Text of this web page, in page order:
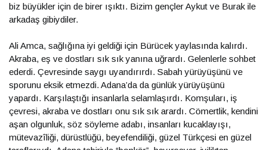
biz büyükler için de birer ışıktı. Bizim gençler Aykut ve Burak ile
arkadaş gibiydiler.
Ali Amca, sağlığına iyi geldiği için Bürücek yaylasında kalırdı.
Akraba, eş ve dostları sık sık yanına uğrardı. Gelenlerle sohbet
ederdi. Çevresinde saygı uyandırırdı. Sabah yürüyüşünü ve
sporunu eksik etmezdi. Adana’da da günlük yürüyüşünü
yapardı. Karşılaştığı insanlarla selamlaşırdı. Komşuları, iş
çevresi, akraba ve dostları onu sık sık arardı. Cömertlik, kendini
aşan olgunluk, söz söyleme adabı, insanları kucaklayışı,
mütevazîliği, dürüstlüğü, beyefendiliği, güzel Türkçesi en güzel